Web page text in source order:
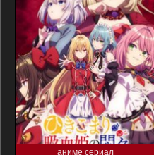
аниме сериал